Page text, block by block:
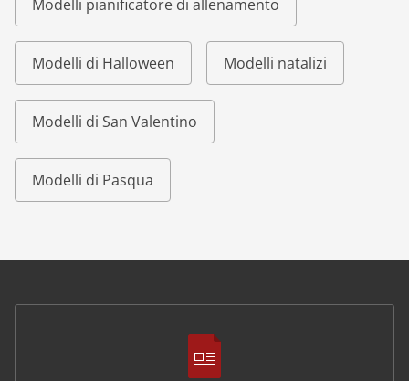
Modelli pianificatore di allenamento
Modelli di Halloween Modelli natalizi
Modelli di San Valentino
Modelli di Pasqua